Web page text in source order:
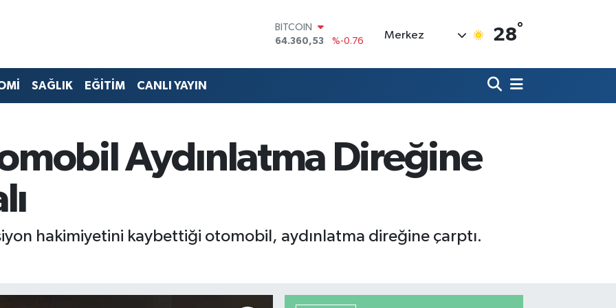
64.360,53
DOLAR
64,1897
%0.02
13.887
%64
Merkez 28°
SAĞLIK EĞİTİM CANLI YAYIN
Aydınlatma Direğine
hakimiyetini kaybettiği otomobil, aydınlatma direğine çarptı.